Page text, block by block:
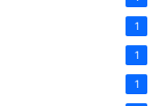
1
1
1